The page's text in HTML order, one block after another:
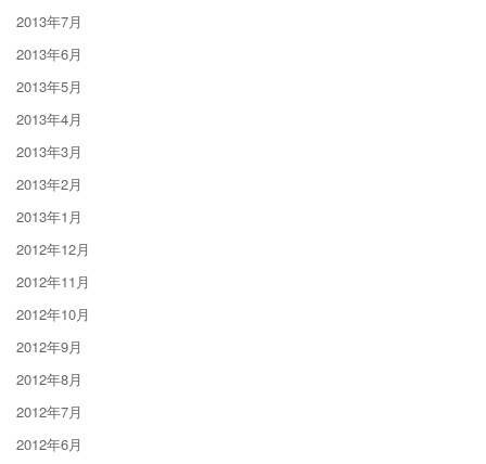
2013年7月
2013年6月
2013年5月
2013年4月
2013年3月
2013年2月
2013年1月
2012年12月
2012年11月
2012年10月
2012年9月
2012年8月
2012年7月
2012年6月